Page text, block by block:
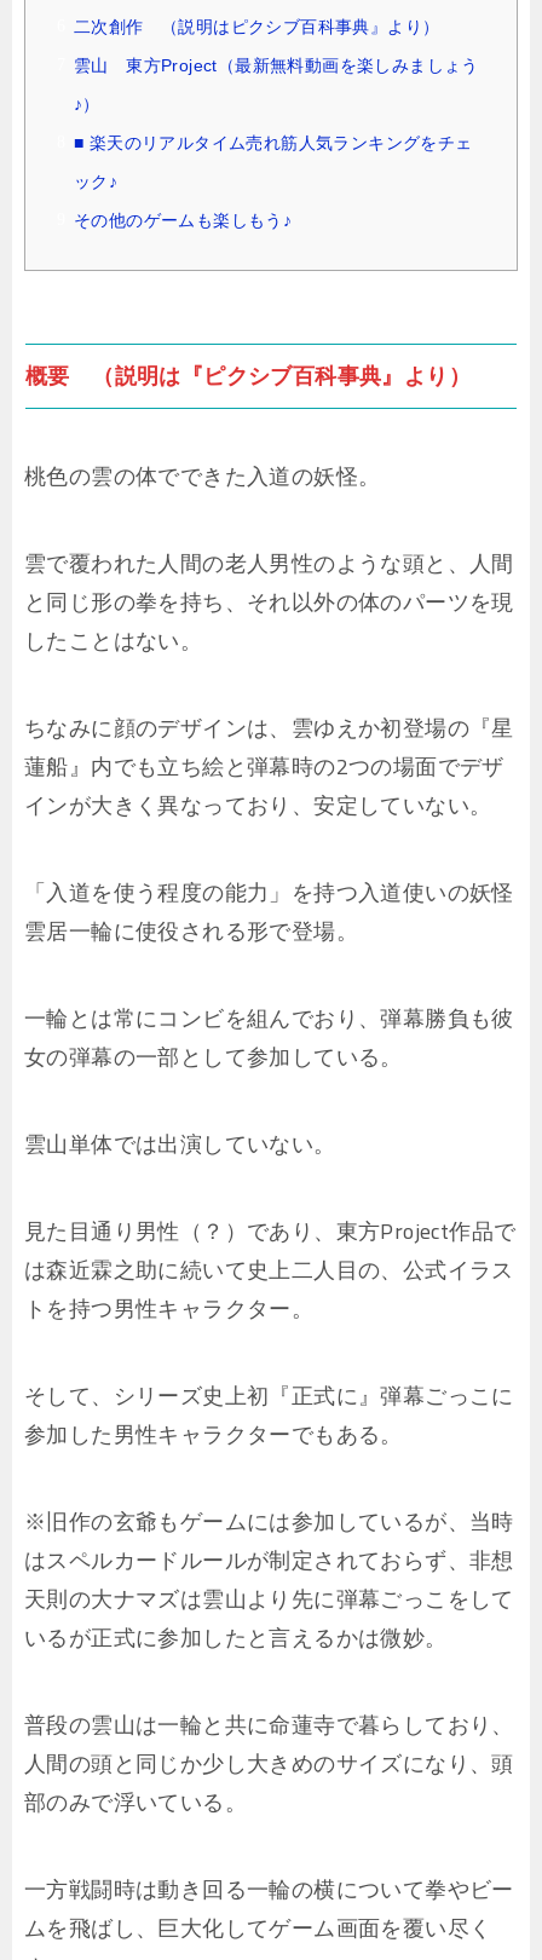
二次創作 （説明はピクシブ百科事典』より）
雲山 東方Project（最新無料動画を楽しみましょう
♪）
■ 楽天のリアルタイム売れ筋人気ランキングをチェ
ック♪
その他のゲームも楽しもう♪
概要 （説明は『ピクシブ百科事典』より）
桃色の雲の体でできた入道の妖怪。
雲で覆われた人間の老人男性のような頭と、人間
と同じ形の拳を持ち、それ以外の体のパーツを現
したことはない。
ちなみに顔のデザインは、雲ゆえか初登場の『星
蓮船』内でも立ち絵と弾幕時の2つの場面でデザ
インが大きく異なっており、安定していない。
「入道を使う程度の能力」を持つ入道使いの妖怪
雲居一輪に使役される形で登場。
一輪とは常にコンビを組んでおり、弾幕勝負も彼
女の弾幕の一部として参加している。
雲山単体では出演していない。
見た目通り男性（？）であり、東方Project作品で
は森近霖之助に続いて史上二人目の、公式イラス
トを持つ男性キャラクター。
そして、シリーズ史上初『正式に』弾幕ごっこに
参加した男性キャラクターでもある。
※旧作の玄爺もゲームには参加しているが、当時
はスペルカードルールが制定されておらず、非想
天則の大ナマズは雲山より先に弾幕ごっこをして
いるが正式に参加したと言えるかは微妙。
普段の雲山は一輪と共に命蓮寺で暮らしており、
人間の頭と同じか少し大きめのサイズになり、頭
部のみで浮いている。
一方戦闘時は動き回る一輪の横について拳やビー
ムを飛ばし、巨大化してゲーム画面を覆い尽く